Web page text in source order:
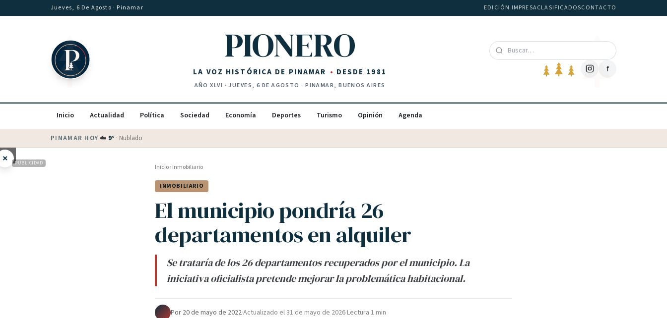
Saltar al contenidoJueves, 6 De Agosto · Pinamar EDICIÓN IMPRESACLASIFICADOSCONTACTO
PIONERO
LA VOZ HISTÓRICA DE PINAMAR DESDE 1981
AÑOXLVI ·JUEVES, 6 DE AGOSTO · PINAMAR, BUENOS AIRES
f
Inicio Actualidad Política Sociedad Economía Deportes Turismo Opinión Agenda
PINAMAR HOY·💵 Dólar blue$1530
× PUBLICIDAD Inicio›Inmobiliario
INMOBILIARIO
El municipio pondría 26
departamentos en alquiler
Se trataría de los 26 departamentos recuperados por el municipio. La
iniciativa oficialista pretende mejorar la problemática habitacional.
Por·20 de mayo de 2022·Actualizado el31 de mayo de 2026·Lectura 1 min